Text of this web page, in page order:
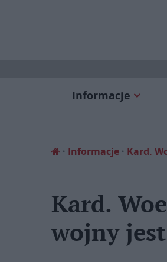
Informacje
Informacje Kard.
Kard.
wojny